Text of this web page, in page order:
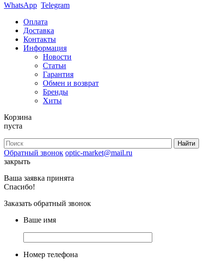
WhatsApp Telegram
Оплата
Доставка
Контакты
Информация
Новости
Статьи
Гарантия
Обмен и возврат
Бренды
Хиты
Корзина
пуста
Обратный звонок optic-market@mail.ru
закрыть
Ваша заявка принята
Спасибо!
Заказать обратный звонок
Ваше имя
Номер телефона